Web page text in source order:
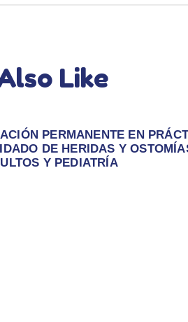
Like
PERMANENTE EN
DE HERIDAS Y
Y PEDIATRÍA